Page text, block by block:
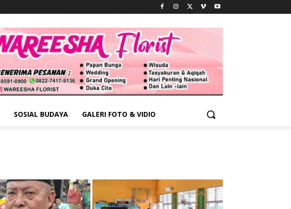
SOSIAL BUDAYA GALERI FOTO & VIDIO